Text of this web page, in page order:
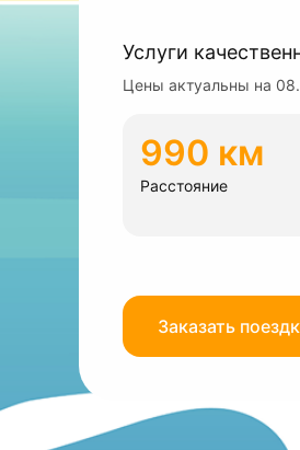
Услуги
Цены актуальны на
990 км
Расстояние
Заказать